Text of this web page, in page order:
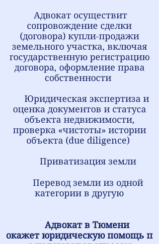
Адвокат осуществит
сопровождение сделки
(договора) купли-продажи
земельного участка, включая
государственную регистрацию
договора, оформление права
собственности
Юридическая экспертиза и
оценка документов и статуса
объекта недвижимости,
проверка «чистоты» истории
объекта (due diligence)
Приватизация земли
Перевод земли из одной
категории в другую
Адвокат в Тюмени
окажетюридическую помощь п